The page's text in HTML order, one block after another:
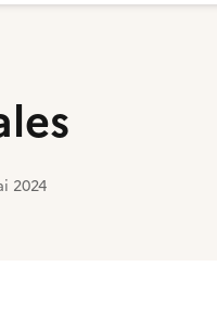
2024